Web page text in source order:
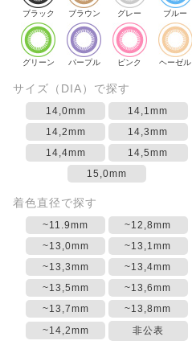
ブラック ブラウン グレー ブルー
グリーン パープル ピンク ヘーゼル
サイズ（DIA）で探す
14,0mm
14,1mm
14,2mm
14,3mm
14,4mm
14,5mm
15,0mm
着色直径で探す
~11.9mm
~12,8mm
~13,0mm
~13,1mm
~13,3mm
~13,4mm
~13,5mm
~13,6mm
~13,7mm
~13,8mm
~14,2mm
非公表